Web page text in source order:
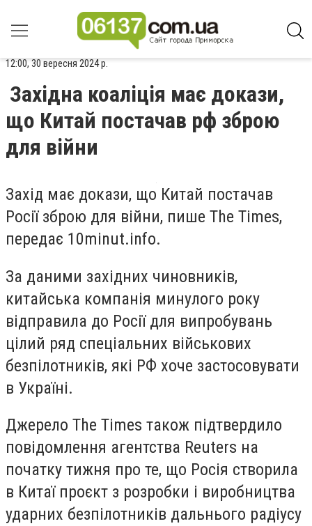
12:00, 30 вересня 2024 р.
Західна коаліція має докази,
що Китай постачав рф зброю
для війни
Захід має докази, що Китай постачав
Росії зброю для війни, пише The Times,
передає 10minut.info.
За даними західних чиновників,
китайська компанія минулого року
відправила до Росії для випробувань
цілий ряд спеціальних військових
безпілотників, які РФ хоче застосовувати
в Україні.
Джерело The Times також підтвердило
повідомлення агентства Reuters на
початку тижня про те, що Росія створила
в Китаї проєкт з розробки і виробництва
ударних безпілотників дальнього радіусу